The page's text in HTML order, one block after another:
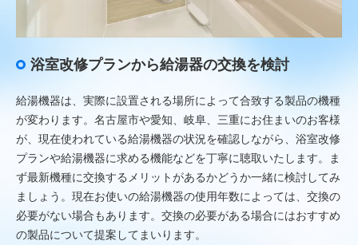
浴室改修プランから給湯器の交換を検討
給湯機器は、実際に設置される場所によって合致する製品の機種
が変わります。名古屋市や愛知、岐阜、三重にお住まいのお客様
が、現在使われている給湯機器の状況を確認しながら、浴室改修
プランや給湯機器に求める機能などを丁寧に聴取いたします。ま
ず最新機種に交換するメリットがあるかどうか一緒に検討してみ
ましょう。現在お使いの給湯機器の使用年数によっては、交換の
必要がない場合もあります。交換の必要がある場合にはおすすめ
の製品について提案してまいります。